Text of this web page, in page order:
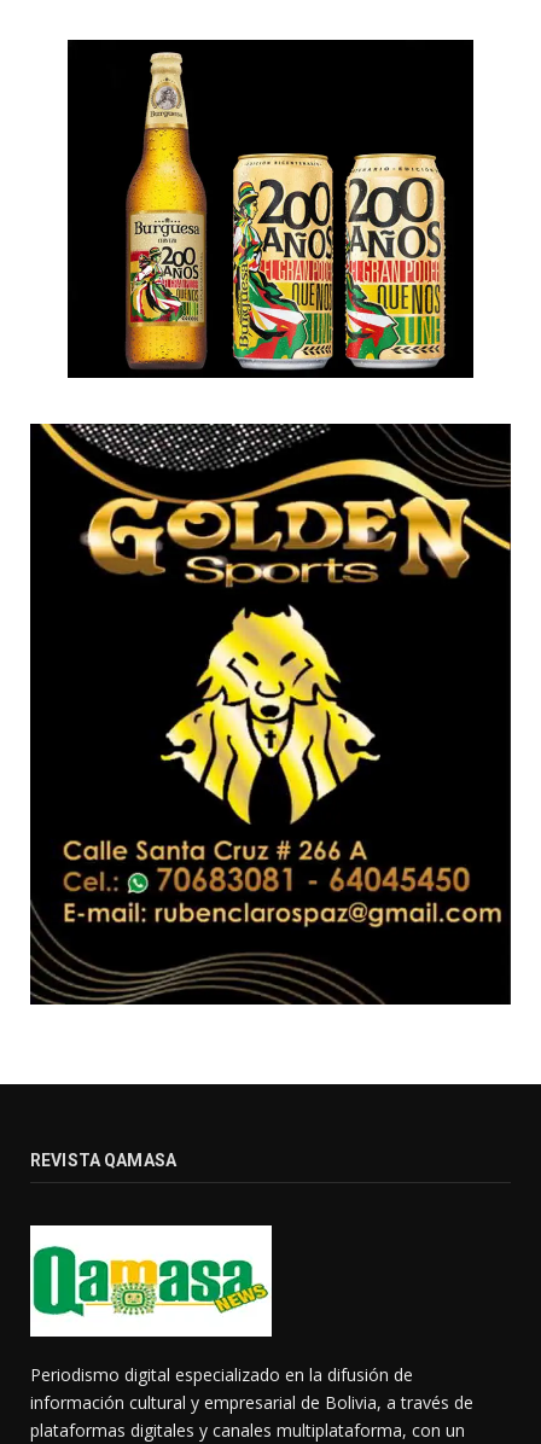
REVISTA QAMASA
Periodismo digital especializado en la difusión de
información cultural y empresarial de Bolivia, a través de
plataformas digitales y canales multiplataforma, con un